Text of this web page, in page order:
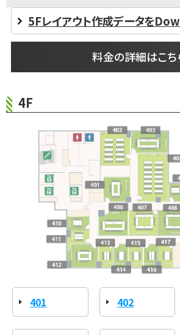
5Fレイアウト作成データを
料金の詳細はこち
4F
401 402